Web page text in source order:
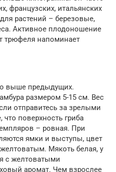
французских, итальянских
растений – березовые,
Активное плодоношение
трюфеля напоминает
выше предыдущих.
размером 5-15 см. Вес
отправитесь за зрелыми
поверхность гриба
– ровная. При
ямки и выступы, цвет
Мякоть белая, у
с желтоватыми
аромат. Чем взрослее